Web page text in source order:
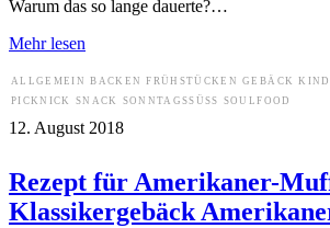
Warum das so lange dauerte?…
Mehr lesen
ALLGEMEIN BACKEN FRÜHSTÜCKEN GEBÄCK
PICKNICK
SNACK SONNTAGSSÜSS SOULFOOD
12. August 2018
Rezept für Amerikaner-
Klassikergebäck